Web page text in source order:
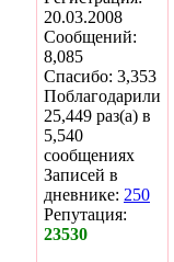
20.03.2008
Сообщений:
8,085
Спасибо: 3,353
Поблагодарили
25,449 раз(а) в
5,540
сообщениях
Записей в
дневнике: 250
Репутация:
23530